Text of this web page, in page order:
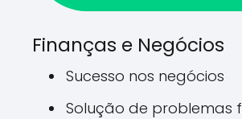
Finanças e Negócios
Sucesso nos negócios
Solução de problemas